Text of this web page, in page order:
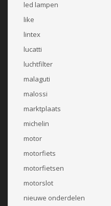
led lampen
like
lintex
lucatti
luchtfilter
malaguti
malossi
marktplaats
michelin
motor
motorfiets
motorfietsen
motorslot
nieuwe onderdelen